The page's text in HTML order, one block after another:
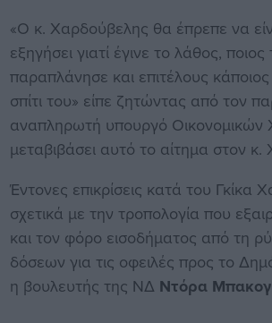
«Ο κ. Χαρδούβελης θα έπρεπε να
εξηγήσει γιατί έγινε το λάθος, ποιος
παραπλάνησε και επιτέλους
σπίτι του» είπε ζητώντας από τον
αναπληρωτή υπουργό Οικονομικών
μεταβιβάσει αυτό το αίτημα στον
Έντονες επικρίσεις κατά του Γκίκα
σχετικά με την τροπολογία που
και τον φόρο εισοδήματος από τη
δόσεων για τις οφειλές προς το
η βουλευτής της ΝΔ Ντόρα